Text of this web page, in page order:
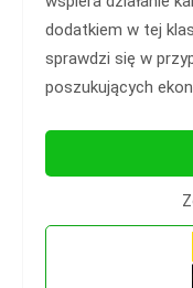
dodatkiem w tej
sprawdzi się w
poszukujących